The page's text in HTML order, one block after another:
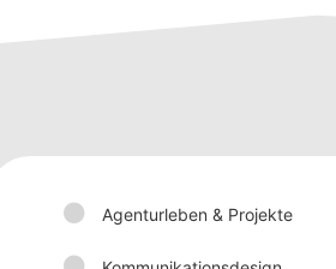
Agenturleben & Projekte